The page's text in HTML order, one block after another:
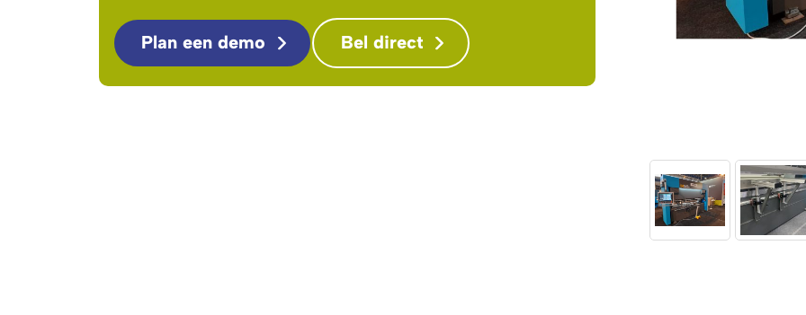
Plan een demo Bel direct